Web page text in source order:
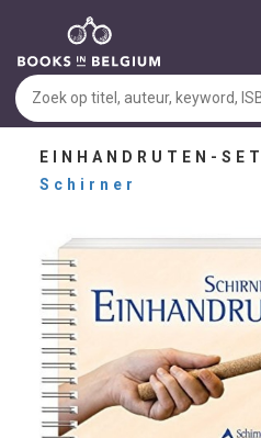
EINHANDRUTEN-
Schirner